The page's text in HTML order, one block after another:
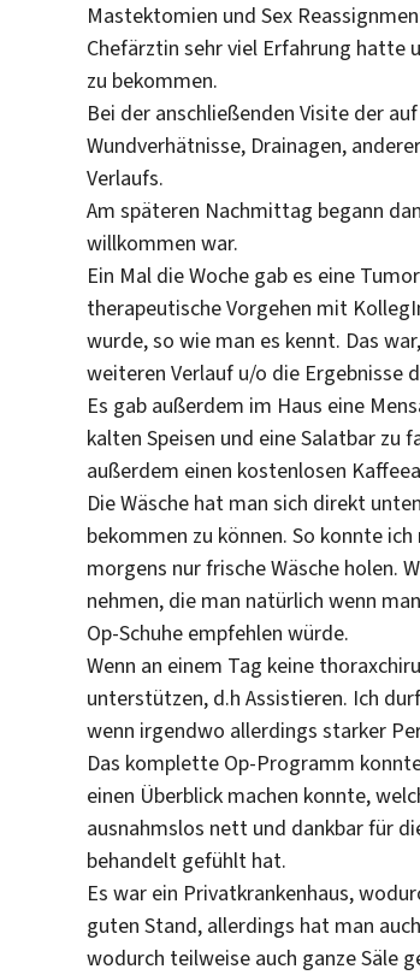
Mastektomien und Sex
Chefärztin sehr viel Erfahrung hatte
zu bekommen.
Bei der anschließenden Visite der
Wundverhätnisse, Drainagen,
Verlaufs.
Am späteren Nachmittag begann
willkommen war.
Ein Mal die Woche gab es eine
therapeutische Vorgehen mit
wurde, so wie man es kennt. Das
weiteren Verlauf u/o die Ergebnisse
Es gab außerdem im Haus eine
kalten Speisen und eine Salatbar
außerdem einen kostenlosen
Die Wäsche hat man sich direkt
bekommen zu können. So konnte
morgens nur frische Wäsche holen.
nehmen, die man natürlich wenn
Op-Schuhe empfehlen würde.
Wenn an einem Tag keine
unterstützen, d.h Assistieren. Ich
wenn irgendwo allerdings starker
Das komplette Op-Programm
einen Überblick machen konnte,
ausnahmslos nett und dankbar für
behandelt gefühlt hat.
Es war ein Privatkrankenhaus,
guten Stand, allerdings hat man
wodurch teilweise auch ganze Säle